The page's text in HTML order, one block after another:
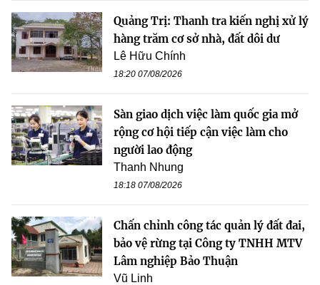
Quảng Trị: Thanh tra kiến nghị xử lý
hàng trăm cơ sở nhà, đất dôi dư
Lê Hữu Chính
18:20 07/08/2026
Sàn giao dịch việc làm quốc gia mở
rộng cơ hội tiếp cận việc làm cho
người lao động
Thanh Nhung
18:18 07/08/2026
Chấn chỉnh công tác quản lý đất đai,
bảo vệ rừng tại Công ty TNHH MTV
Lâm nghiệp Bảo Thuận
Vũ Linh